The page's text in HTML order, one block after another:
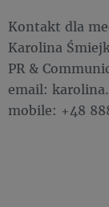
Kontakt dla
Karolina
PR &
email:
mobile: +48